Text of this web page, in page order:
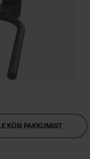
KÜSI PAKKUMIST